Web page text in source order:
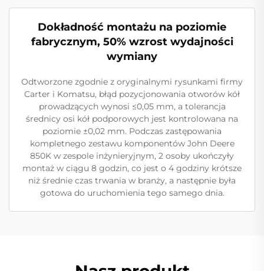
Dokładność montażu na poziomie
fabrycznym, 50% wzrost wydajności
wymiany
Odtworzone zgodnie z oryginalnymi rysunkami firmy
Carter i Komatsu, błąd pozycjonowania otworów kół
prowadzących wynosi ≤0,05 mm, a tolerancja
średnicy osi kół podporowych jest kontrolowana na
poziomie ±0,02 mm. Podczas zastępowania
kompletnego zestawu komponentów John Deere
850K w zespole inżynieryjnym, 2 osoby ukończyły
montaż w ciągu 8 godzin, co jest o 4 godziny krótsze
niż średnie czas trwania w branży, a następnie była
gotowa do uruchomienia tego samego dnia.